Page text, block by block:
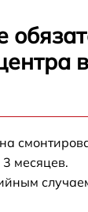
месяцев.